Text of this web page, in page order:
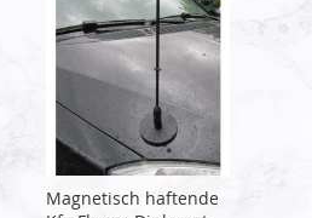
Magnetisch haftende